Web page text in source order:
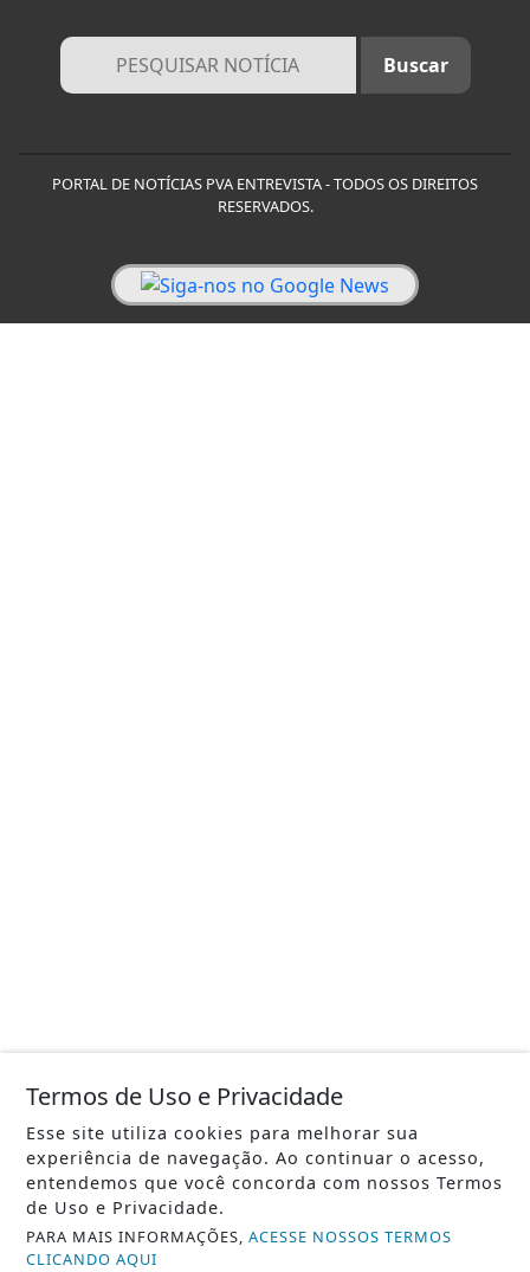
PORTAL DE NOTÍCIAS PVA ENTREVISTA - TODOS OS DIREITOS
RESERVADOS.
Termos de Uso e Privacidade
Esse site utiliza cookies para melhorar sua
experiência de navegação. Ao continuar o acesso,
entendemos que você concorda com nossos Termos
de Uso e Privacidade.
PARA MAIS INFORMAÇÕES,ACESSE NOSSOS TERMOS
CLICANDO AQUI